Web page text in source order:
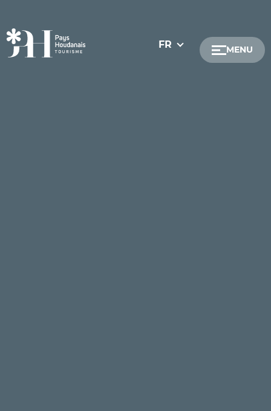
FR MENU